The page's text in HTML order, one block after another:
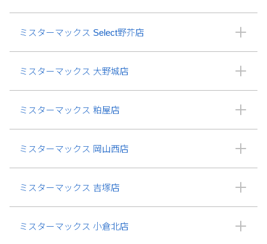
ミスターマックス Select野芥店
ミスターマックス 大野城店
ミスターマックス 粕屋店
ミスターマックス 岡山西店
ミスターマックス 吉塚店
ミスターマックス 小倉北店